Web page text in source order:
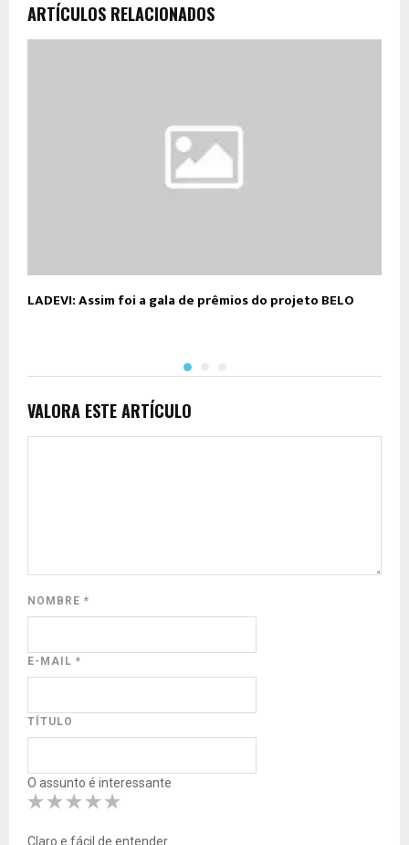
ARTÍCULOS RELACIONADOS
LADEVI: Assim foi a gala de prêmios do projeto BELO
VALORA ESTE ARTÍCULO
NOMBRE *
E-MAIL *
TÍTULO
O assunto é interessante
Claro e fácil de entender